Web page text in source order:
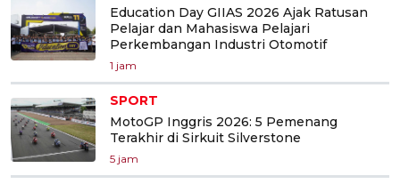
Education Day GIIAS 2026 Ajak Ratusan
Pelajar dan Mahasiswa Pelajari
Perkembangan Industri Otomotif
1 jam
SPORT
MotoGP Inggris 2026: 5 Pemenang
Terakhir di Sirkuit Silverstone
5 jam